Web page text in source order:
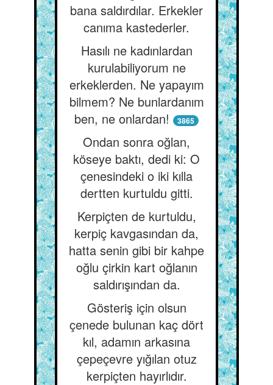
bana saldırdılar. Erkekler
canıma kastederler.
Hasılı ne kadınlardan
kurulabiliyorum ne
erkeklerden. Ne yapayım
bilmem? Ne bunlardanım
ben, ne onlardan!
3865
Ondan sonra oğlan,
köseye baktı, dedi ki: O
çenesindeki o iki kılla
dertten kurtuldu gitti.
Kerpiçten de kurtuldu,
kerpiç kavgasından da,
hatta senin gibi bir kahpe
oğlu çirkin kart oğlanın
saldırışından da.
Gösteriş için olsun
çenede bulunan kaç dört
kıl, adamın arkasına
çepeçevre yığılan otuz
kerpiçten hayırlıdır.